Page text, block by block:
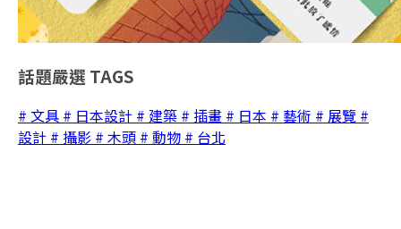
話題嚴選 TAGS
# 文具 # 日本設計 # 建築 # 插畫 # 日本 # 藝術 # 展覽 #
設計 # 攝影 # 木頭 # 動物 # 台北